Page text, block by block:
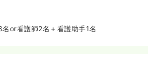
or看護師2名＋看護助手1名